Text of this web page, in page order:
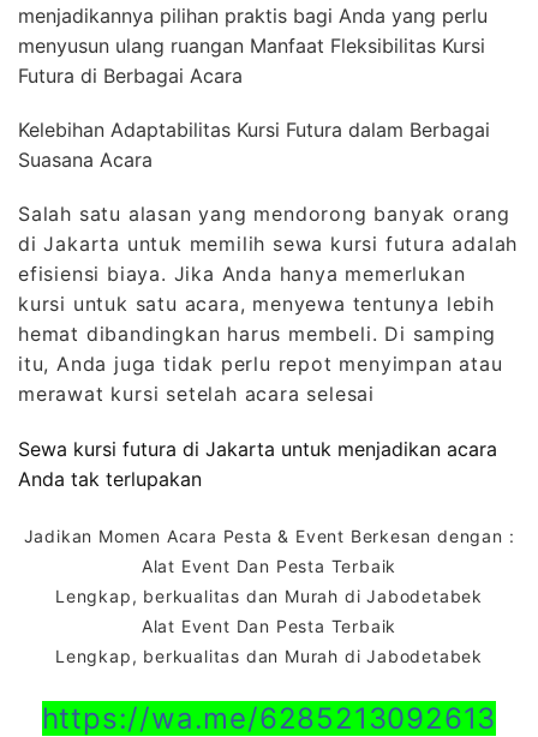
menjadikannya pilihan praktis bagi Anda yang perlu
menyusun ulang ruangan Manfaat Fleksibilitas Kursi
Futura di Berbagai Acara
Kelebihan Adaptabilitas Kursi Futura dalam Berbagai
Suasana Acara
Salah satu alasan yang mendorong banyak orang
di Jakarta untuk memilih sewa kursi futura adalah
efisiensi biaya. Jika Anda hanya memerlukan
kursi untuk satu acara, menyewa tentunya lebih
hemat dibandingkan harus membeli. Di samping
itu, Anda juga tidak perlu repot menyimpan atau
merawat kursi setelah acara selesai
Sewa kursi futura di Jakarta untuk menjadikan acara
Anda tak terlupakan
Jadikan Momen Acara Pesta & Event Berkesan dengan :
Alat Event Dan Pesta Terbaik
Lengkap, berkualitas dan Murah di Jabodetabek
Alat Event Dan Pesta Terbaik
Lengkap, berkualitas dan Murah di Jabodetabek
https://wa.me/6285213092613